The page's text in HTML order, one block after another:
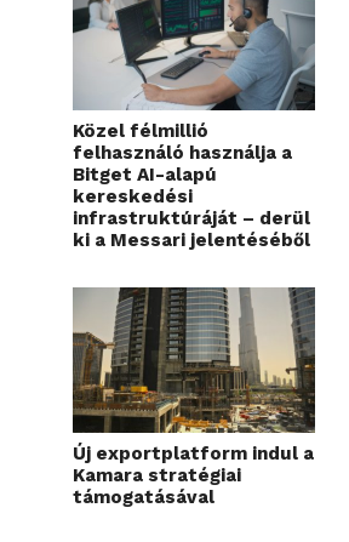
Közel félmillió
felhasználó használja a
Bitget AI-alapú
kereskedési
infrastruktúráját – derül
ki a Messari jelentéséből
Új exportplatform indul a
Kamara stratégiai
támogatásával